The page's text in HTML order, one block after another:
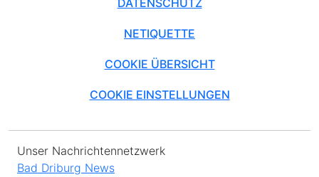
DATENSCHUTZ
NETIQUETTE
COOKIE ÜBERSICHT
COOKIE EINSTELLUNGEN
Unser Nachrichtennetzwerk
Bad Driburg News